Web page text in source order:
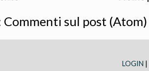
Commenti sul post (Atom)
LOGIN |